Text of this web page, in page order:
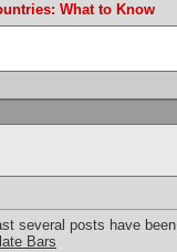
What to Know
several posts have
Bars